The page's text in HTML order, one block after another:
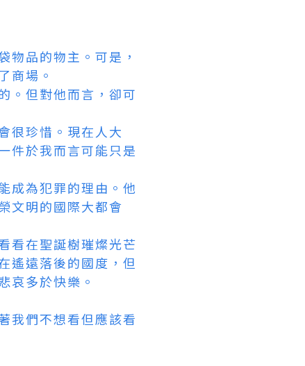
物品的物主。可是，
商場。
。但對他而言，卻可
很珍惜。現在人大
件於我而言可能只是
成為犯罪的理由。他
文明的國際大都會
看在聖誕樹璀燦光芒
遙遠落後的國度，但
哀多於快樂。
我們不想看但應該看